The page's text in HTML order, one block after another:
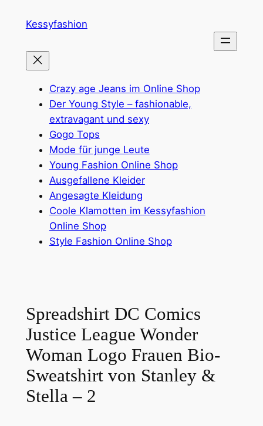
InhaltKessyfashion
Crazy age Jeans im Online Shop
Der Young Style – fashionable,
extravagant und sexy
Gogo Tops
Mode für junge Leute
Young Fashion Online Shop
Ausgefallene Kleider
Angesagte Kleidung
Coole Klamotten im Kessyfashion
Online Shop
Style Fashion Online Shop
Spreadshirt DC Comics
Justice League Wonder
Woman Logo Frauen Bio-
Sweatshirt von Stanley &
Stella – 2